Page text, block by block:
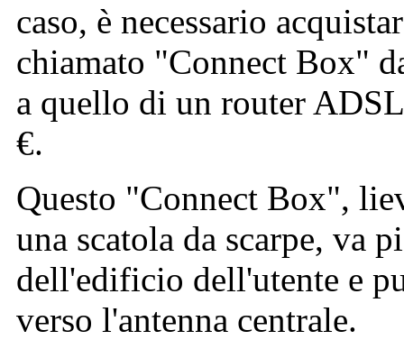
caso, è necessario
chiamato "Connect Box"
a quello di un router
€.
Questo "Connect Box",
una scatola da scarpe, va
dell'edificio dell'utente e
verso l'antenna centrale.